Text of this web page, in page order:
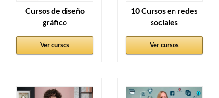
Cursos de diseño
gráfico
Ver cursos
10 Cursos en redes
sociales
Ver cursos